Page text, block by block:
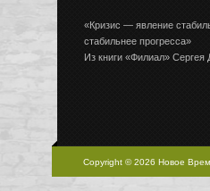
«Кризис — явление
стабильнее прогресса»
Из книги «Филиал» Сергея
Copyright © 2026 Новое